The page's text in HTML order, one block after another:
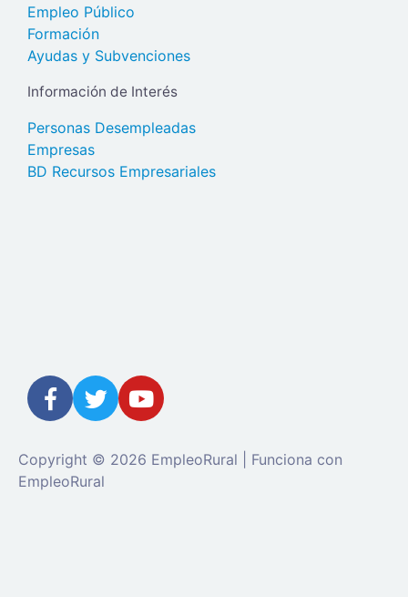
Empleo Público
Formación
Ayudas y Subvenciones
Información de Interés
Personas Desempleadas
Empresas
BD Recursos Empresariales
Copyright © 2026 EmpleoRural | Funciona con
EmpleoRural